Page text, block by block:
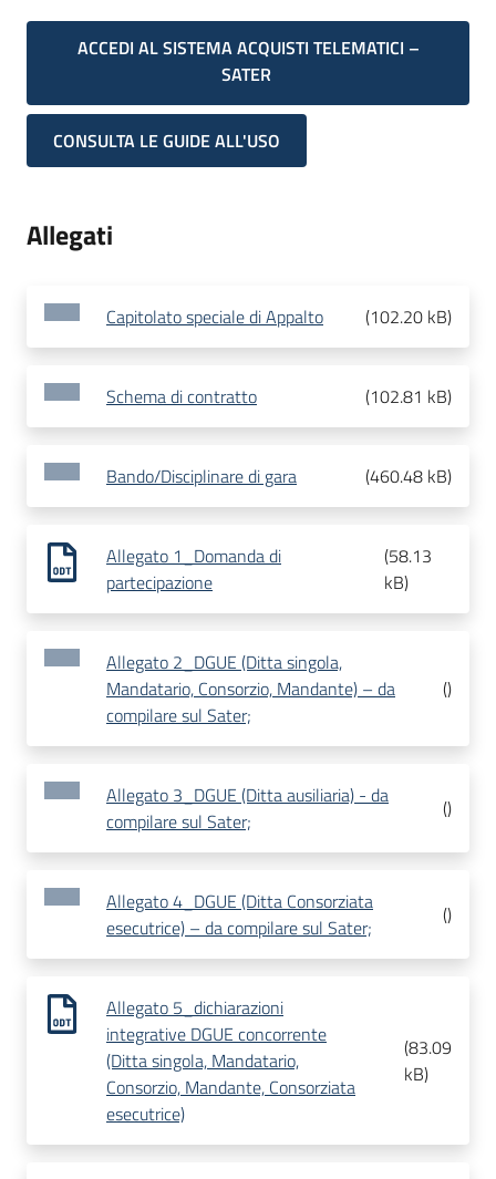
ACCEDI AL SISTEMA ACQUISTI TELEMATICI –
SATER
CONSULTA LE GUIDE ALL'USO
Allegati
Capitolato speciale di Appalto (102.20 kB)
Schema di contratto (102.81 kB)
Bando/Disciplinare di gara (460.48 kB)
Allegato 1_Domanda di
partecipazione
(58.13
kB)
Allegato 2_DGUE (Ditta singola,
Mandatario, Consorzio, Mandante) – da
compilare sul Sater;
()
Allegato 3_DGUE (Ditta ausiliaria) - da
compilare sul Sater;
()
Allegato 4_DGUE (Ditta Consorziata
esecutrice) – da compilare sul Sater;
()
Allegato 5_dichiarazioni
integrative DGUE concorrente
(Ditta singola, Mandatario,
Consorzio, Mandante, Consorziata
esecutrice)
(83.09
kB)